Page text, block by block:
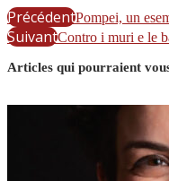
PrécédentPompei, un
SuivantContro i muri e le
Articles qui pourraient